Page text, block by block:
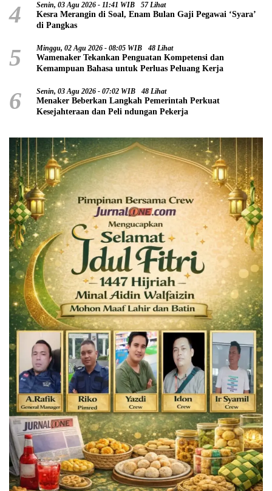
4 Senin, 03 Agu 2026 - 11:41 WIB 57 Lihat
Kesra Merangin di Soal, Enam Bulan Gaji Pegawai ‘Syara’
di Pangkas
5 Minggu, 02 Agu 2026 - 08:05 WIB 48 Lihat
Wamenaker Tekankan Penguatan Kompetensi dan
Kemampuan Bahasa untuk Perluas Peluang Kerja
6 Senin, 03 Agu 2026 - 07:02 WIB 48 Lihat
Menaker Beberkan Langkah Pemerintah Perkuat
Kesejahteraan dan Peli ndungan Pekerja